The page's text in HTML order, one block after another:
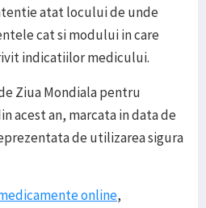
atat locului de unde
cat si modului in care
indicatiilor medicului.
Ziua Mondiala pentru
acest an, marcata in data de
de utilizarea sigura
online,